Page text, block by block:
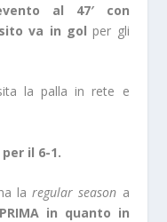
al 47′ con
va in gol per gli
la palla in rete e
il 6-1.
laregular season a
PRIMA in quanto in